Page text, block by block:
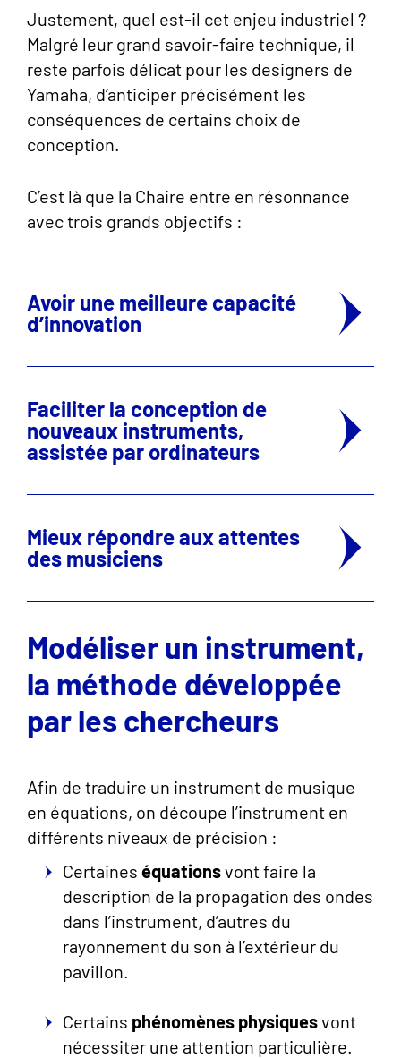
Justement, quel est-il cet enjeu industriel ?
Malgré leur grand savoir-faire technique, il
reste parfois délicat pour les designers de
Yamaha, d’anticiper précisément les
conséquences de certains choix de
conception.
C’est là que la Chaire entre en résonnance
avec trois grands objectifs :
Avoir une meilleure capacité
d’innovation
Faciliter la conception de
nouveaux instruments,
assistée par ordinateurs
Mieux répondre aux attentes
des musiciens
Modéliser un instrument,
la méthode développée
par les chercheurs
Afin de traduire un instrument de musique
en équations, on découpe l’instrument en
différents niveaux de précision :
Certaines équationsvont faire la
description de la propagation des ondes
dans l’instrument, d’autres du
rayonnement du son à l’extérieur du
pavillon.
Certains phénomènes physiquesvont
nécessiter une attention particulière.